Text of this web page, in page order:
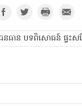
នធាន បទពិសោធន៍ ផ្ទះស